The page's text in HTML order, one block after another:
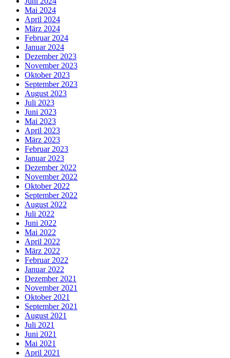
Mai 2024
April 2024
März 2024
Februar 2024
Januar 2024
Dezember 2023
November 2023
Oktober 2023
September 2023
August 2023
Juli 2023
Juni 2023
Mai 2023
April 2023
März 2023
Februar 2023
Januar 2023
Dezember 2022
November 2022
Oktober 2022
September 2022
August 2022
Juli 2022
Juni 2022
Mai 2022
April 2022
März 2022
Februar 2022
Januar 2022
Dezember 2021
November 2021
Oktober 2021
September 2021
August 2021
Juli 2021
Juni 2021
Mai 2021
April 2021